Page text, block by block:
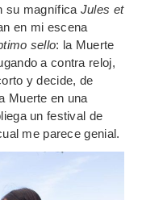
su magnífica Jules et
en mi escena
sello: la Muerte
a contra reloj,
y decide, de
Muerte en una
un festival de
me parece genial.